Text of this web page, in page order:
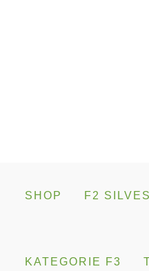
SHOP F2
KATEGORIE F3